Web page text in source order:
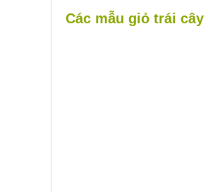
Các mẫu giỏ trái